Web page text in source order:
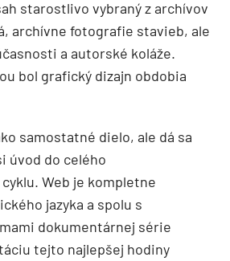
starostlivo vybraný z archívov
archívne fotografie stavieb, ale
a autorské koláže.
bol grafický dizajn obdobia
samostatné dielo, ale dá sa
úvod do celého
Web je kompletne
jazyka a spolu s
dokumentárnej série
tejto najlepšej hodiny